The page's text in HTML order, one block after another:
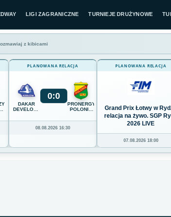
LIGI ZAGRANICZNE TURNIEJE DRUŻYNOWE
z kibicami
PLANOWANA RELACJA
DAKAR
DEVELOPMENT
RZESZÓW
0:0
PRONERGY
POLONIA
08.08.2026 16:30
PLANOWANA RELACJA
Grand Prix Łotwy w
relacja na żywo. SGP
2026 LIVE
07.08.2026 18:00